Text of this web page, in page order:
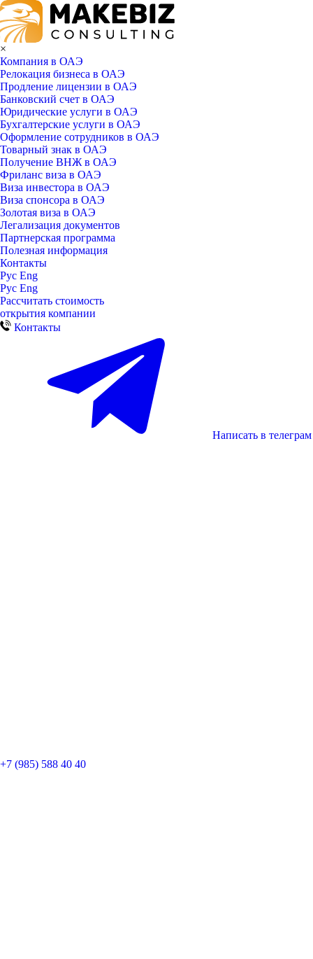
×
Компания в ОАЭ
Релокация бизнеса в ОАЭ
Продление лицензии в ОАЭ
Банковский счет в ОАЭ
Юридические услуги в ОАЭ
Бухгалтерские услуги в ОАЭ
Оформление сотрудников в ОАЭ
Товарный знак в ОАЭ
Получение ВНЖ в ОАЭ
Фриланс виза в ОАЭ
Виза инвестора в ОАЭ
Виза спонсора в ОАЭ
Золотая виза в ОАЭ
Легализация документов
Партнерская программа
Полезная информация
Контакты
Рус Eng
Рус Eng
Рассчитать стоимость
открытия компании
Контакты
Написать в телеграм
+7 (985) 588 40 40